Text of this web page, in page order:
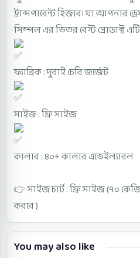
ট্রান্সপারেন্ট হিজাব। যা আপনার
সিম্পল এর ভিতর বেস্ট প্রোডাক্ট
ফ্যাব্রিক : দুবাই চেরি জর্জেট
সাইজ : ফ্রি সাইজ
কালার : ৪০+ কালার এভেইল্যাবল
👉 সাইজ চার্ট : ফ্রি সাইজ (৭০
করবে )
You may also like